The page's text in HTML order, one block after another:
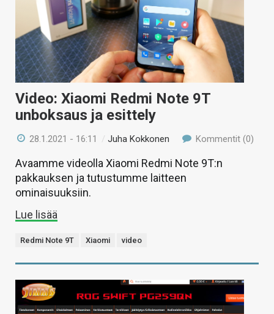
Video: Xiaomi Redmi Note 9T
unboksaus ja esittely
28.1.2021 - 16:11 /Juha Kokkonen Kommentit (0)
Avaamme videolla Xiaomi Redmi Note 9T:n
pakkauksen ja tutustumme laitteen
ominaisuuksiin.
Lue lisää
Redmi Note 9T Xiaomi video